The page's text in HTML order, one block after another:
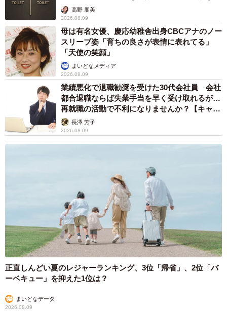
今秋、愛犬としたいことをたずねると、「八ヶ岳の山麓
にドッグラン付きの家を建てました。ただいま引っ越し準
備の真っ最中です」と飼い主さんは教えてくれました。新
居については「山も近いし、四季もある、そんな毎日を犬
たちと過ごしていきたいと思ってます」とのことで、今よ
りいっそうのびのびと自然の中で過ごすたけちよちゃんの
姿を見るのが楽しみですね。
く…高野 朋美
2026.08.09
母は有名女優、慶応幼稚舎出身CBCアナのノー
スリーブ姿「育ちの良さが表情に表れてる」
「天使の笑顔」
まいどなメディア
2026.08.09
業績悪化で退職勧奨を受けた30代会社員 会社
都合退職ならば失業手当を早く受け取れるが…
再就職の活動で不利になりませんか？【キャリ
アカウンセラーが解説】
長澤 芳子
2026.08.09
正直しんどい夏のレジャーランキング、3位「帰省」、2位「バ
ーベキュー」を抑えた1位は？
まいどなデータ
2026.08.09